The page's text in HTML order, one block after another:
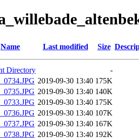
Name Last modified Size
Directory
-
2019-09-30 13:40 175K
2019-09-30 13:40 140K
2019-09-30 13:40 175K
2019-09-30 13:40 107K
2019-09-30 13:40 167K
2019-09-30 13:40 192K